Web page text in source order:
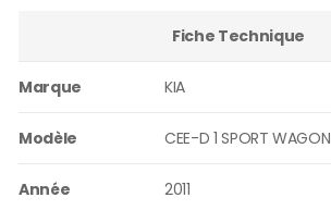
Fiche Technique
Marque KIA
Modèle CEE-D 1 SPORT WAGON
Année 2011